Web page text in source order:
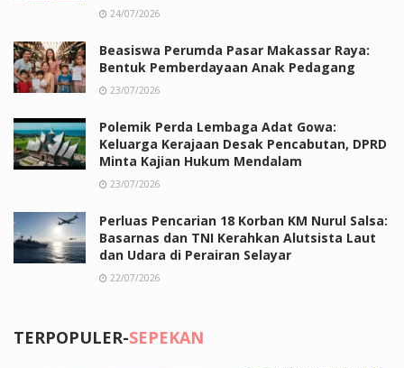
24/07/2026
Beasiswa Perumda Pasar Makassar Raya:
Bentuk Pemberdayaan Anak Pedagang
23/07/2026
Polemik Perda Lembaga Adat Gowa:
Keluarga Kerajaan Desak Pencabutan, DPRD
Minta Kajian Hukum Mendalam
23/07/2026
Perluas Pencarian 18 Korban KM Nurul Salsa:
Basarnas dan TNI Kerahkan Alutsista Laut
dan Udara di Perairan Selayar
22/07/2026
TERPOPULER-SEPEKAN